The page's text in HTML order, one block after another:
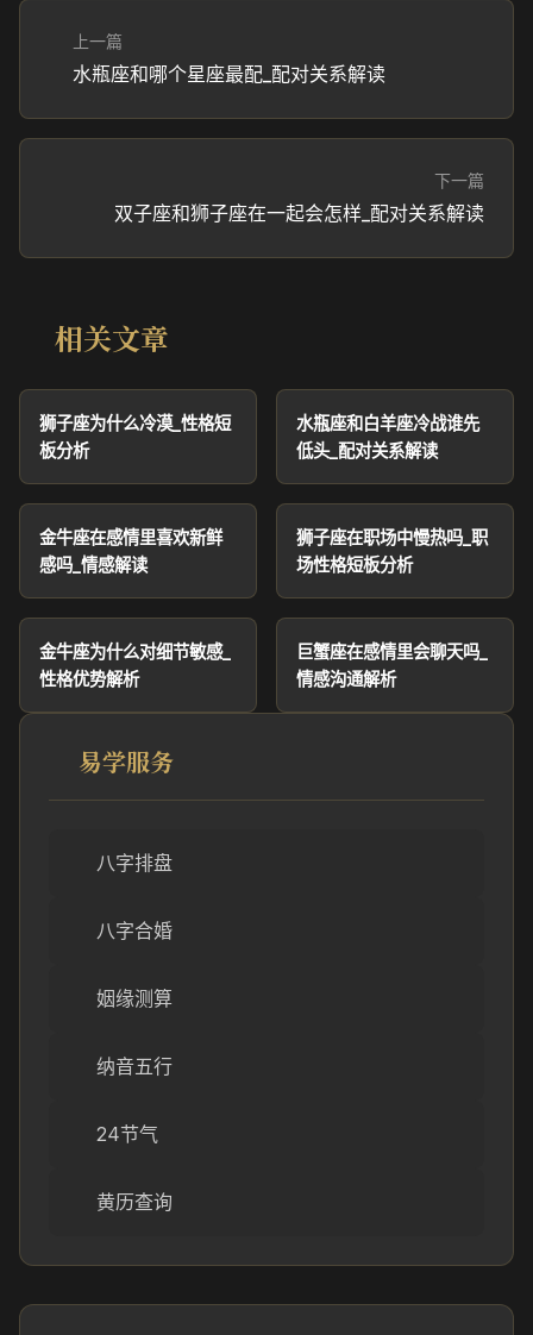
上一篇
水瓶座和哪个星座最配_配对关系解读
下一篇
双子座和狮子座在一起会怎样_配对关系解读
相关文章
狮子座为什么冷漠_性格短
板分析
水瓶座和白羊座冷战谁先
低头_配对关系解读
金牛座在感情里喜欢新鲜
感吗_情感解读
狮子座在职场中慢热吗_职
场性格短板分析
金牛座为什么对细节敏感_
性格优势解析
巨蟹座在感情里会聊天吗_
情感沟通解析
易学服务
八字排盘
八字合婚
姻缘测算
纳音五行
24节气
黄历查询